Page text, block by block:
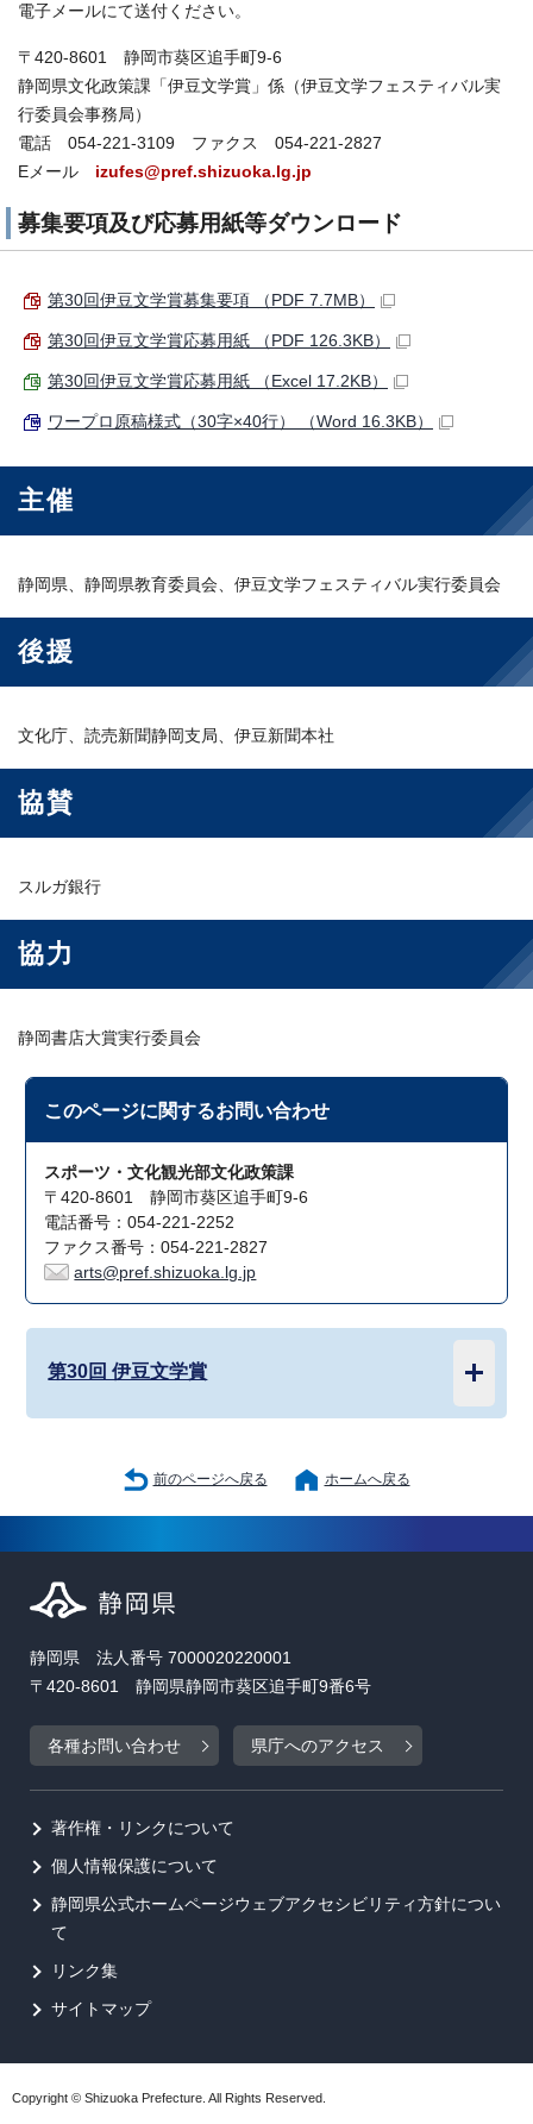
電子メールにて送付ください。
〒420-8601 静岡市葵区追手町9-6
静岡県文化政策課「伊豆文学賞」係（伊豆文学フェスティバル実
行委員会事務局）
電話 054-221-3109 ファクス 054-221-2827
Eメール izufes@pref.shizuoka.lg.jp
募集要項及び応募用紙等ダウンロード
第30回伊豆文学賞募集要項 （PDF 7.7MB）
第30回伊豆文学賞応募用紙 （PDF 126.3KB）
第30回伊豆文学賞応募用紙 （Excel 17.2KB）
ワープロ原稿様式（30字×40行） （Word 16.3KB）
主催
静岡県、静岡県教育委員会、伊豆文学フェスティバル実行委員会
後援
文化庁、読売新聞静岡支局、伊豆新聞本社
協賛
スルガ銀行
協力
静岡書店大賞実行委員会
このページに関するお問い合わせ
スポーツ・文化観光部文化政策課
〒420-8601 静岡市葵区追手町9-6
電話番号：054-221-2252
ファクス番号：054-221-2827
arts@pref.shizuoka.lg.jp
第30回 伊豆文学賞
前のページへ戻る ホームへ戻る
静岡県 法人番号 7000020220001
〒420-8601 静岡県静岡市葵区追手町9番6号
各種お問い合わせ 県庁へのアクセス
著作権・リンクについて
個人情報保護について
静岡県公式ホームページウェブアクセシビリティ方針につい
て
リンク集
サイトマップ
Copyright © Shizuoka Prefecture. All Rights Reserved.